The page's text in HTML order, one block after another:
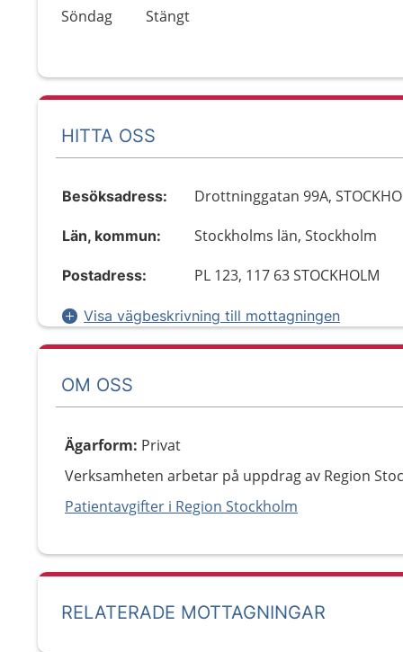
Söndag
Stängt
HITTA OSS
Besöksadress: Drottninggatan 99A,
Län, kommun: Stockholms län, Stockholm
Postadress: PL 123, 117 63 STOCKHOLM
Visa vägbeskrivning till mottagningen
OM OSS
Ägarform: Privat
Verksamheten arbetar på uppdrag av Region
Patientavgifter i Region Stockholm
RELATERADE MOTTAGNINGAR